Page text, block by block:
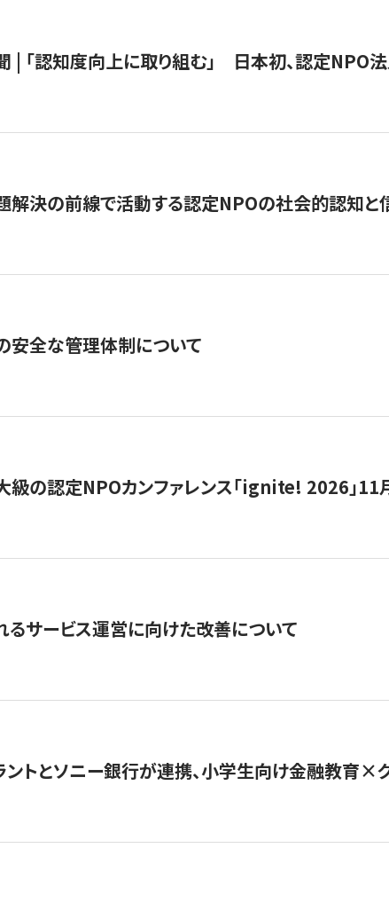
| 「認知度向上に取り組む」 日本初、認定NPO
解決の前線で活動する認定NPOの社会的認知と
安全な管理体制について
級の認定NPOカンファレンス「ignite! 2026」
るサービス運営に向けた改善について
ントとソニー銀行が連携、小学生向け金融教育×